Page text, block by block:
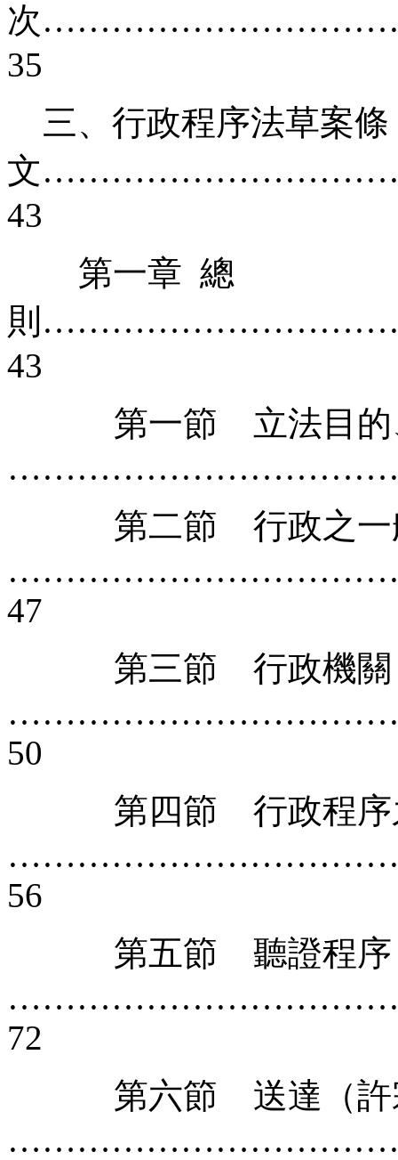
次
35
三、行政程序法草案條
文
43
第一章 總
則
43
第一節 立法目的、
第二節 行政之一般
47
第三節 行政機關
50
第四節 行政程序之
56
第五節 聽證程序
72
第六節 送達（許